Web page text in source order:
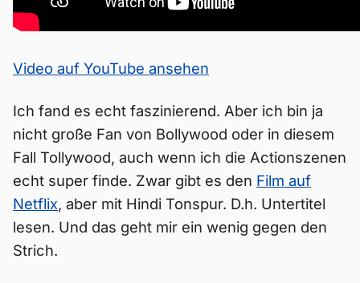
Video auf YouTube ansehen
Ich fand es echt faszinierend. Aber ich bin ja
nicht große Fan von Bollywood oder in diesem
Fall Tollywood, auch wenn ich die Actionszenen
echt super finde. Zwar gibt es den Film auf
Netflix, aber mit Hindi Tonspur. D.h. Untertitel
lesen. Und das geht mir ein wenig gegen den
Strich.